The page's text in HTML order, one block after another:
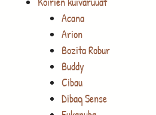
Acana
Arion
Bozita Robur
Buddy
Cibau
Dibaq Sense